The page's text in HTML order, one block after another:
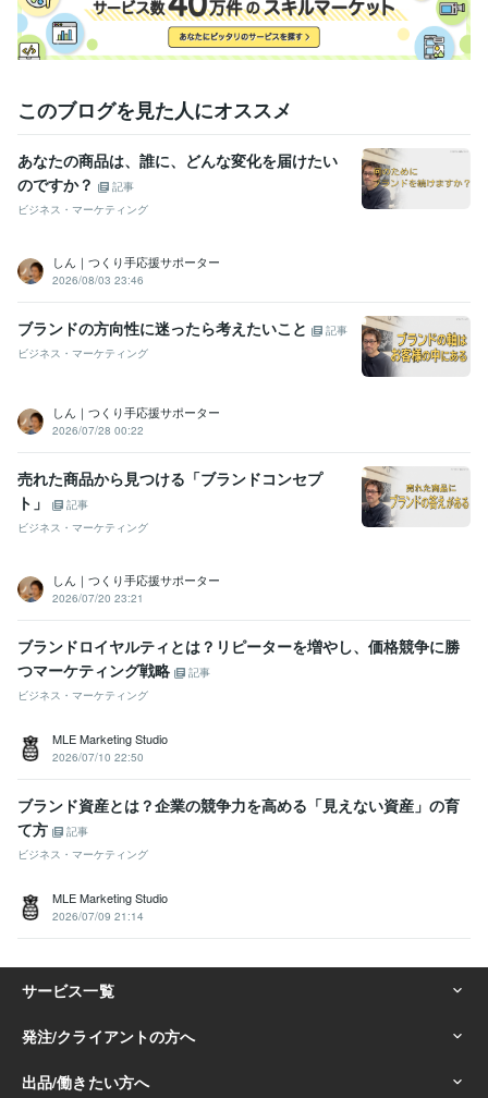
このブログを見た人にオススメ
あなたの商品は、誰に、どんな変化を届けたい
のですか？
記事
ビジネス・マーケティング
しん｜つくり手応援サポーター
2026/08/03 23:46
ブランドの方向性に迷ったら考えたいこと
記事
ビジネス・マーケティング
しん｜つくり手応援サポーター
2026/07/28 00:22
売れた商品から見つける「ブランドコンセプ
ト」
記事
ビジネス・マーケティング
しん｜つくり手応援サポーター
2026/07/20 23:21
ブランドロイヤルティとは？リピーターを増やし、価格競争に勝
つマーケティング戦略
記事
ビジネス・マーケティング
MLE Marketing Studio
2026/07/10 22:50
ブランド資産とは？企業の競争力を高める「見えない資産」の育
て方
記事
ビジネス・マーケティング
MLE Marketing Studio
2026/07/09 21:14